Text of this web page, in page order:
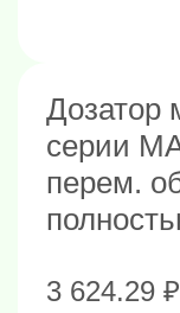
Дозатор
серии
перем.
3 624.29 ₽